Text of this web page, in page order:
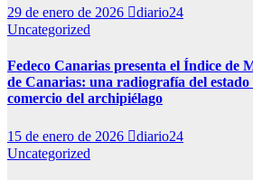
29 de enero de 2026
diario24
Uncategorized
Fedeco Canarias presenta el Índice de
de Canarias: una radiografía del
comercio del archipiélago
15 de enero de 2026
diario24
Uncategorized